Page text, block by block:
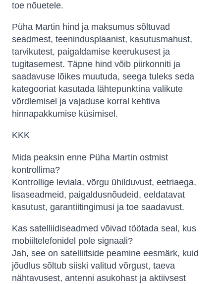
toe nõuetele.
Püha Martin hind ja maksumus sõltuvad
seadmest, teenindusplaanist, kasutusmahust,
tarvikutest, paigaldamise keerukusest ja
tugitasemest. Täpne hind võib piirkonniti ja
saadavuse lõikes muutuda, seega tuleks seda
kategooriat kasutada lähtepunktina valikute
võrdlemisel ja vajaduse korral kehtiva
hinnapakkumise küsimisel.
KKK
Mida peaksin enne Püha Martin ostmist
kontrollima?
Kontrollige leviala, võrgu ühilduvust, eetriaega,
lisaseadmeid, paigaldusnõudeid, eeldatavat
kasutust, garantiitingimusi ja toe saadavust.
Kas satelliidiseadmed võivad töötada seal, kus
mobiiltelefonidel pole signaali?
Jah, see on satelliitside peamine eesmärk, kuid
jõudlus sõltub siiski valitud võrgust, taeva
nähtavusest, antenni asukohast ja aktiivsest